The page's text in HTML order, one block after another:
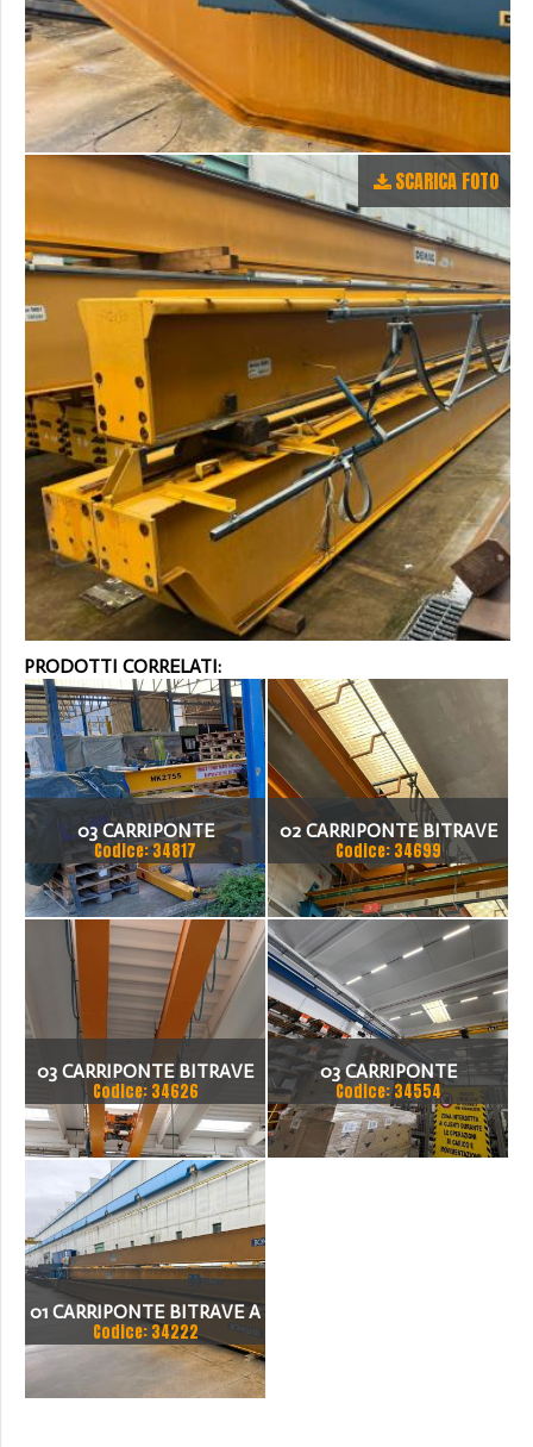
SCARICA FOTO
PRODOTTI CORRELATI:
03 CARRIPONTE
KONECRANES 2 TON
Codice: 34817
02 CARRIPONTE BITRAVE
OMC 5 TON
SCARTAMENTO 10640 MM
Codice: 34699
03 CARRIPONTE BITRAVE
TECMER 5 TON
SCARTAMENTO 17.075 MM
Codice: 34626
03 CARRIPONTE
MONOTRAVE MEC GRU
PORTATA 5 TON
Codice: 34554
01 CARRIPONTE BITRAVE A
CASSONE BONFANTI 5
TON SCARTAMENTO 19280
Codice: 34222